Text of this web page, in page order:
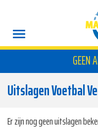
GEEN
Uitslagen Voetbal
Er zijn nog geen uitslagen